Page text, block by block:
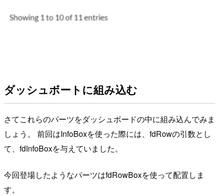
ダッシュボートに組み込む
さてこれらのパーツをダッシュボードの中に組み込んでみま
しょう。 前回はInfoBoxを使った際には、fdRowの引数とし
て、fdInfoBoxを与えていました。
今回登場したようなパーツはfdRowBoxを使って配置しま
す。